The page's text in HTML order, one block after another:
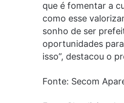
que é fomentar a
como esse
sonho de ser
oportunidades
isso”, destacou o
Fonte: Secom